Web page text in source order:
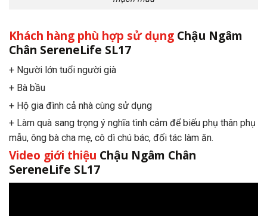
Khách hàng phù hợp sử dụng Chậu Ngâm
Chân SereneLife SL17
+ Người lớn tuổi người già
+ Bà bầu
+ Hộ gia đình cả nhà cùng sử dụng
+ Làm quà sang trọng ý nghĩa tình cảm để biếu phụ thân phụ
mẫu, ông bà cha mẹ, cô dì chú bác, đối tác làm ăn.
Video giới thiệu Chậu Ngâm Chân
SereneLife SL17